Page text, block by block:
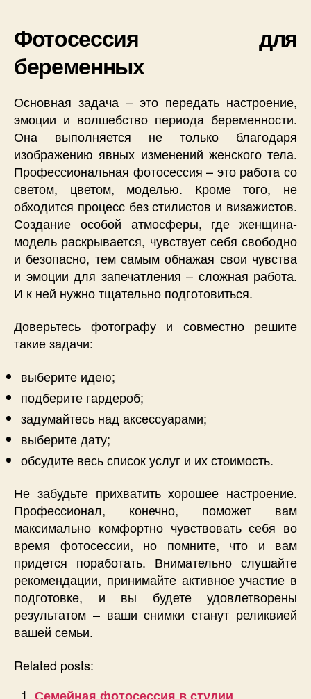
Фотосессия для
беременных
Основная задача – это передать настроение,
эмоции и волшебство периода беременности.
Она выполняется не только благодаря
изображению явных изменений женского тела.
Профессиональная фотосессия – это работа со
светом, цветом, моделью. Кроме того, не
обходится процесс без стилистов и визажистов.
Создание особой атмосферы, где женщина-
модель раскрывается, чувствует себя свободно
и безопасно, тем самым обнажая свои чувства
и эмоции для запечатления – сложная работа.
И к ней нужно тщательно подготовиться.
Доверьтесь фотографу и совместно решите
такие задачи:
выберите идею;
подберите гардероб;
задумайтесь над аксессуарами;
выберите дату;
обсудите весь список услуг и их стоимость.
Не забудьте прихватить хорошее настроение.
Профессионал, конечно, поможет вам
максимально комфортно чувствовать себя во
время фотосессии, но помните, что и вам
придется поработать. Внимательно слушайте
рекомендации, принимайте активное участие в
подготовке, и вы будете удовлетворены
результатом – ваши снимки станут реликвией
вашей семьи.
Related posts: